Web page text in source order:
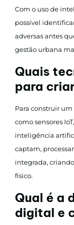
Com o uso de
possível
adversas antes
gestão urbana
Quais
para
Para construir
como sensores
inteligência
captam,
integrada,
físico.
Qual é a
digital e